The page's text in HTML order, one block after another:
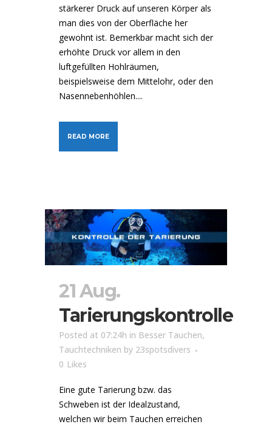
stärkerer Druck auf unseren Körper als
man dies von der Oberfläche her
gewohnt ist. Bemerkbar macht sich der
erhöhte Druck vor allem in den
luftgefüllten Hohlräumen,
beispielsweise dem Mittelohr, oder den
Nasennebenhöhlen....
READ MORE
21 Aug.
Tarierungskontrolle
Posted at 07:24h in Besser Tauchen,
Tauchtechniken by 23spotsdivers
0 Likes
Eine gute Tarierung bzw. das
Schweben ist der Idealzustand,
welchen wir beim Tauchen erreichen